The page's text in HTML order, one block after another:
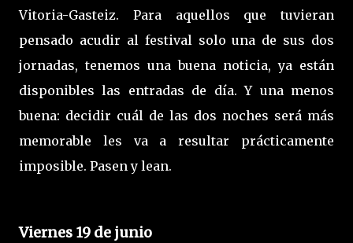
Vitoria-Gasteiz. Para aquellos que tuvieran
pensado acudir al festival solo una de sus dos
jornadas, tenemos una buena noticia, ya están
disponibles las entradas de día. Y una menos
buena: decidir cuál de las dos noches será más
memorable les va a resultar prácticamente
imposible. Pasen y lean.
Viernes 19 de junio